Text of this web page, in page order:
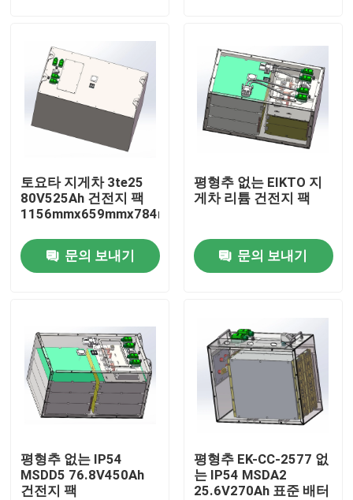
제품
우리에 대하여
공장 여행
품질 관리
인용문을 요구하세요
지게차 리튬 배터리
에너지 저장 리튬 배터리
토요타 지게차 3te25
80V525Ah 건전지 팩
1156mmx659mmx784mm
문의 보내기
평형추 없는 EIKTO 지
게차 리튬 건전지 팩
문의 보내기
평형추 없는 IP54
MSDD5 76.8V450Ah
건전지 팩
평형추 EK-CC-2577 없
는 IP54 MSDA2
25.6V270Ah 표준 배터